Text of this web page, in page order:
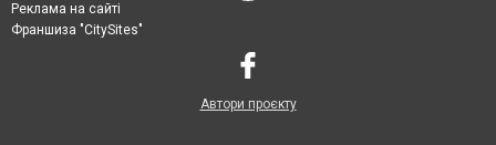
Реклама на сайті
Франшиза "CitySites"
Автори проєкту